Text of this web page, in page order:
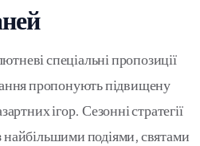
спеціальні пропозиції
пропонують підвищену
ігор. Сезонні стратегії
подіями, святами